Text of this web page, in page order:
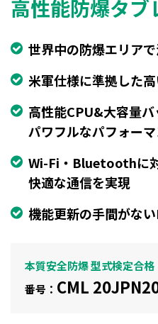
高性能防爆タブ
世界中の防爆エリア
米軍仕様に準拠した
高性能CPU&大容量バ
パワフルなパフォー
Wi-Fi・Bluetoothに
快適な通信を実現
機能更新の手間がな
本質安全防爆 型式検定合格
番号： CML